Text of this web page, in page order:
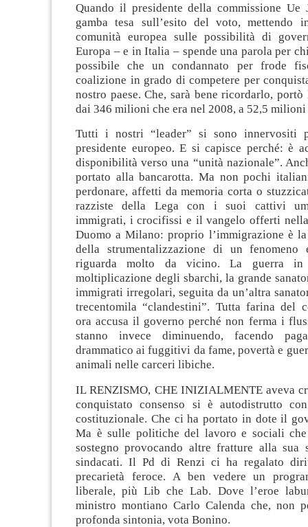
Quando il presidente della commissione Ue
gamba tesa sull’esito del voto, mettendo
comunità europea sulle possibilità di
Europa – e in Italia – spende una parola per
possibile che un condannato per frode
coalizione in grado di competere per
nostro paese. Che, sarà bene ricordarlo, portò
dai 346 milioni che era nel 2008, a 52,5 milioni
Tutti i nostri “leader” si sono innervositi
presidente europeo. E si capisce perché: è
disponibilità verso una “unità nazionale”.
portato alla bancarotta. Ma non pochi
perdonare, affetti da memoria corta o
razziste della Lega con i suoi cattivi
immigrati, i crocifissi e il vangelo offerti
Duomo a Milano: proprio l’immigrazione è
della strumentalizzazione di un fenomeno
riguarda molto da vicino. La guerra
moltiplicazione degli sbarchi, la grande
immigrati irregolari, seguita da un’altra
trecentomila “clandestini”. Tutta farina del
ora accusa il governo perché non ferma i
stanno invece diminuendo, facendo
drammatico ai fuggitivi da fame, povertà e
animali nelle carceri libiche.
IL RENZISMO, CHE INIZIALMENTE aveva
conquistato consenso si è autodistrutto
costituzionale. Che ci ha portato in dote il
Ma è sulle politiche del lavoro e sociali
sostegno provocando altre fratture alla
sindacati. Il Pd di Renzi ci ha regalato
precarietà feroce. A ben vedere un
liberale, più Lib che Lab. Dove l’eroe
ministro montiano Carlo Calenda che, non
profonda sintonia, vota Bonino.